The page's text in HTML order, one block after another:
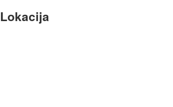
Lokacija